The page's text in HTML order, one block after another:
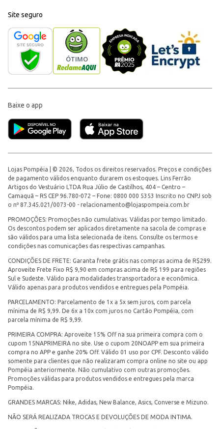
Site seguro
Baixe o app
Lojas Pompéia | © 2026, Todos os direitos reservados. Preços e condições
de pagamento válidos enquanto durarem os estoques. Lins Ferrão
Artigos do Vestuário LTDA Rua Júlio de Castilhos, 404 – Centro –
Camaquã – RS CEP 96.780-072 – Fone: 0800 000 5353 Inscrito no CNPJ sob
o nº 87.345.021/0073-00 - relacionamento@lojaspompeia.com.br
PROMOÇÕES: Promoções não cumulativas. Válidas por tempo limitado.
Os descontos podem ser aplicados diretamente na sacola de compras e
são válidos para uma lista selecionada de itens. Consulte os termos e
condições nas comunicações das respectivas campanhas.
CONDIÇÕES DE FRETE: Garanta frete grátis nas compras acima de R$299.
Aproveite Frete Fixo R$ 9,90 em compras acima de R$ 199 para regiões
Sul e Sudeste. Válido para modalidades transportadora e econômica.
Válido apenas para produtos vendidos e entregues pela Pompéia.
PARCELAMENTO: Parcelamento de 1x a 5x sem juros, com parcela
mínima de R$ 9,99. De 6x a 10x com juros no Cartão Pompéia, com
parcela mínima de R$ 9,99.
PRIMEIRA COMPRA: Aproveite 15% Off na sua primeira compra com o
cupom 15NAPRIMEIRA no site. Use o cupom 20NOAPP em sua primeira
compra no APP e ganhe 20% Off. Válido 01 uso por CPF. Desconto válido
somente para clientes que não realizaram compra online no site ou app
Pompéia anteriormente. Não cumulativo com outras promoções.
Promoções válidas para produtos vendidos e entregues pela marca
Pompéia.
GRANDES MARCAS: Nike, Adidas, New Balance, Asics, Converse e Mizuno.
NÃO SERÁ REALIZADA TROCAS E DEVOLUÇÕES DE MODA INTIMA.